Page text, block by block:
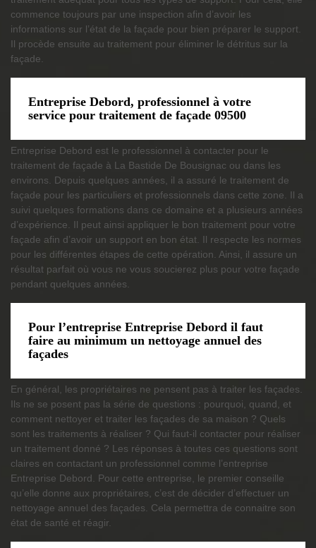
commence toujours par une inspection afin d’avoir les
informations sur l’état de la façade pour bien préparer le support.
Il procède ensuite au traitement pour éliminer le détritus sur la
façade.
Entreprise Debord, professionnel à votre
service pour traitement de façade 09500
Entreprise Debord est le professionnel à contacter pour le
traitement de façade à La Bastide De Bousignac ou dans les
environs. Depuis quelques années, il a assuré le traitement de
façade pour les particuliers et professionnels dans cette zone. Il a
suivi quelques formations dans ce domaine et a plusieurs années
d’expérience. Il peut ainsi appliquer le bon traitement pour votre
façade afin d’avoir un support en bon état. Il respecte les normes
pour les différentes étapes de cette opération. Ainsi, il assure un
résultat parfait où vous ne vous soucierez plus pour votre façade
pendant quelques années.
Pour l’entreprise Entreprise Debord il faut
faire au minimum un nettoyage annuel des
façades
En général, les propriétaires ne pensent pas à traiter les façades.
Ils ne se posent pas la série de questions : pourquoi, quand, et
comment nettoyer et traiter les façades de sa maison ? Quels
sont les traitements à réaliser ? Qui faut-il contacter pour réaliser
un traitement donné ? Les réponses à toutes ces questions sont
claires en contactant un professionnel comme l’entreprise
Entreprise Debord. Pour cette entreprise, le premier conseille
qu’elle donne aux propriétaires, c’est de décider d’effectuer un
nettoyage annuel des façades. Cela permettra de connaitre son
état de santé et réagir.